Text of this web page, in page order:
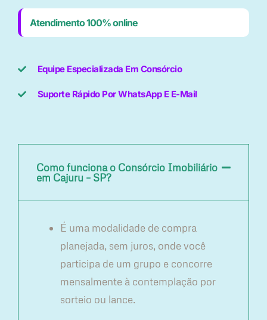
Atendimento 100% online
Equipe Especializada Em Consórcio
Suporte Rápido Por WhatsApp E E-Mail
Como funciona o Consórcio Imobiliário
em Cajuru – SP?
É uma modalidade de compra
planejada, sem juros, onde você
participa de um grupo e concorre
mensalmente à contemplação por
sorteio ou lance.